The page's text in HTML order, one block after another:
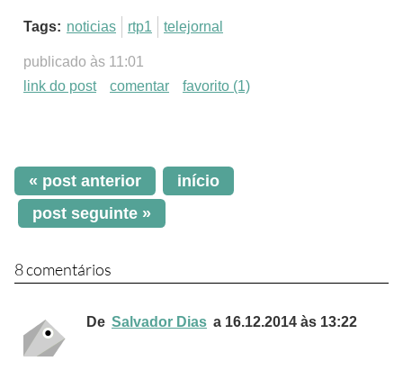
Tags: noticias rtp1 telejornal
publicado às 11:01
link do post
comentar favorito (1)
« post anterior
início
post seguinte »
8 comentários
De Salvador Dias a 16.12.2014 às 13:22